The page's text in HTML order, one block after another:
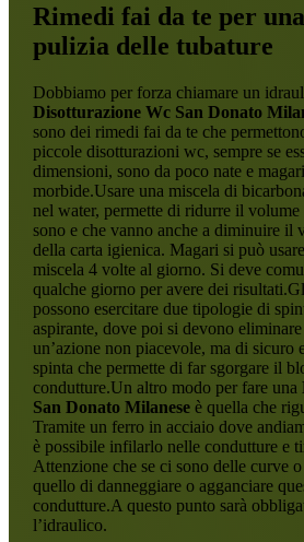
Rimedi fai da te per
pulizia delle tubature
Dobbiamo per forza chiamare un
Disotturazione Wc San Donato
sono dei rimedi fai da te che
piccole disotturazioni wc, sempre se
dimensioni, sono da poco nate e
morbide.Usare una miscela di
nel water, permette di ridurre il
sono e che vanno anche a diminuire il
della carta igienica. Magari si può
miscela 4 volte al giorno. Si deve
qualche giorno per avere dei
possono esercitare due tipologie di
aspirante, dove poi si devono
un’azione non piacevole, ma di sicuro
spinta che permette di far sgorgare il
condutture.Un altro modo per fare una
San Donato Milaneseè quella che
Tramite un ferro in acciaio dove
è possibile infilarlo nelle condutture e
Attenzione che se ci sono delle curve
quello di danneggiare o agganciare
condutture.A questo punto sarà
l’idraulico.